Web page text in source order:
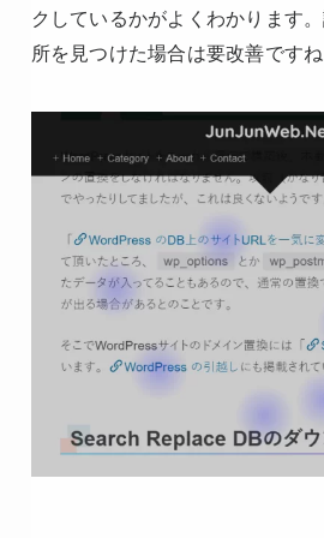
クしているかがよくわかります
所を見つけた場合は要改善ですね